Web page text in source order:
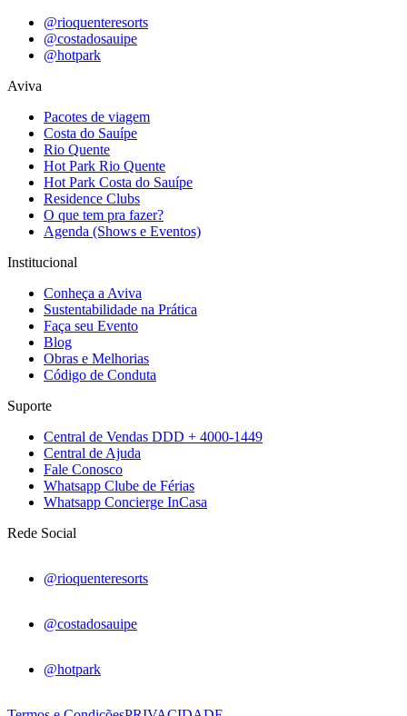
@rioquenteresorts
@costadosauipe
@hotpark
Aviva
Pacotes de viagem
Costa do Sauípe
Rio Quente
Hot Park Rio Quente
Hot Park Costa do Sauípe
Residence Clubs
O que tem pra fazer?
Agenda (Shows e Eventos)
Institucional
Conheça a Aviva
Sustentabilidade na Prática
Faça seu Evento
Blog
Obras e Melhorias
Código de Conduta
Suporte
Central de Vendas DDD + 4000-1449
Central de Ajuda
Fale Conosco
Whatsapp Clube de Férias
Whatsapp Concierge InCasa
Rede Social
@rioquenteresorts
@costadosauipe
@hotpark